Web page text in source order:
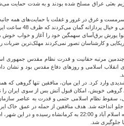
بعثی عراق مسلح شده بودند و به شدت حمایت
عراق،سرمست و غرق در غرور و غفلت با حمایت‌های
در یک تجاوز آشکار به سرزمین پاک و
یورش برق‌آسای سهمگین خود را آغاز و خواب خوش
و کارشناسان تصور نمی‌کردند مهلک‌ترین ضربات
مرتبه حقانیت و قدرت نظام مقدس جمهوری
انقلاب اسلامی و روزهای دفاع مقدس بود و
شدیدی وارد کرد. در این میان، منافقین تنها گروهی
گروهی خویش، امکان قبول آتش بس از سوی ایران را
سقوط نظام اسلامی حتمی و قدرت به عناصر
انداخته شد. هدف منافقین از حمله در عمق خاک
و به دست گرفتن قدرت بود! طبق زمان‌بندی، نیروها بایستی ساعت 18:00 روز دوشنبه سوم مرداد
جلوگیری شد.